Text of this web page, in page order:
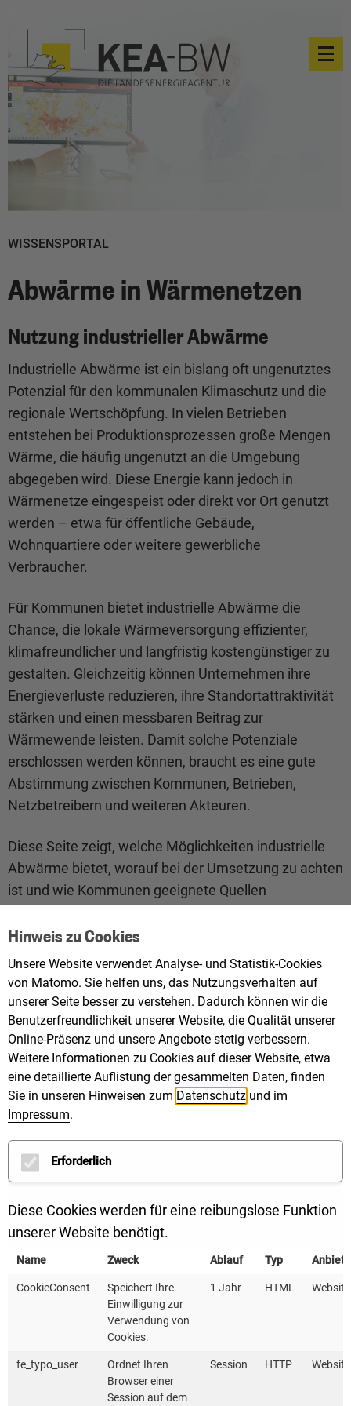
WISSENSPORTAL
Abwärme in Wärmenetzen
Nutzung industrieller Abwärme
Industrielle Abwärme ist ein bislang oft ungenutztes
Potenzial für den kommunalen Klimaschutz und die
regionale Wertschöpfung. In vielen Betrieben
entstehen bei Produktionsprozessen große Mengen
Wärme, die häufig ungenutzt an die Umgebung
abgegeben wird. Diese Energie kann jedoch in
Wärmenetze eingespeist oder direkt vor Ort genutzt
werden – etwa für öffentliche Gebäude,
Wohnquartiere oder weitere gewerbliche
Verbraucher.
Für Kommunen bietet industrielle Abwärme die
Chance, die lokale Wärmeversorgung effizienter,
klimafreundlicher und langfristig kostengünstiger zu
gestalten. Gleichzeitig können Unternehmen ihre
Energieverluste reduzieren, ihre Standortattraktivität
stärken und einen messbaren Beitrag zur
Wärmewende leisten. Damit solche Potenziale
erschlossen werden können, braucht es eine gute
Abstimmung zwischen Kommunen, Betrieben,
Netzbetreibern und weiteren Akteuren.
Diese Seite zeigt, welche Möglichkeiten industrielle
Abwärme bietet, worauf bei der Umsetzung zu achten
ist und wie Kommunen geeignete Quellen
Bei Fragen zu Abwärme für Wärmenetze hilft Ihnen
das Team Wärmewende gerne weiter.
E-MAIL SENDEN
! Dieser Bereich wird gerade erweitert !
Thema Abwärme in Wärmenetzen.
YouTube-Beitrag zur
Abwasserwärmenutzung
Hinweis zu Cookies
Unsere Website verwendet Analyse- und Statistik-Cookies
von Matomo. Sie helfen uns, das Nutzungsverhalten auf
unserer Seite besser zu verstehen. Dadurch können wir die
Benutzerfreundlichkeit unserer Website, die Qualität unserer
Online-Präsenz und unsere Angebote stetig verbessern.
Weitere Informationen zu Cookies auf dieser Website, etwa
eine detaillierte Auflistung der gesammelten Daten, finden
Sie in unseren Hinweisen zum Datenschutz und im
Impressum.
Erforderlich
Diese Cookies werden für eine reibungslose Funktion
unserer Website benötigt.
Name Zweck Ablauf Typ
CookieConsent
Speichert Ihre
Einwilligung zur
Verwendung von
Cookies.
1 Jahr HTML Website
fe_typo_user
Ordnet Ihren
Browser einer
Session auf dem
Session HTTP Website